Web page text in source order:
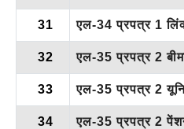
31 एल-34 प्रपत्र 1
32 एल-35 प्रपत्र 2
33 एल-35 प्रपत्र 2
34 एल-35 प्रपत्र 2